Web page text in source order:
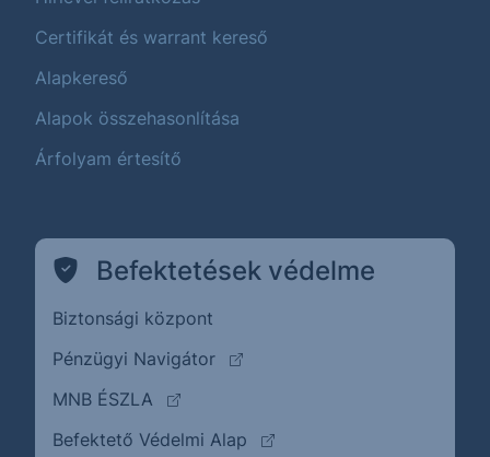
Certifikát és warrant kereső
Alapkereső
Alapok összehasonlítása
Árfolyam értesítő
Befektetések védelme
Biztonsági központ
Pénzügyi Navigátor
(külső oldalra ugrik)
MNB ÉSZLA
(külső oldalra ugrik)
Befektető Védelmi Alap
(külső oldalra ugrik)